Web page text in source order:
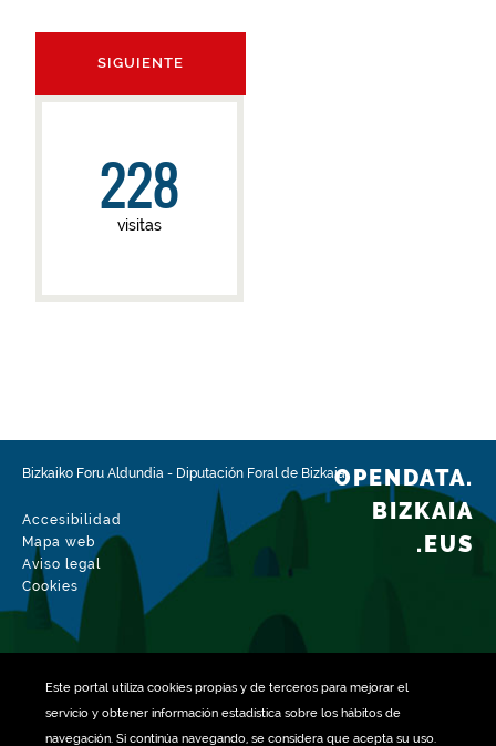
Este portal utiliza cookiespropias y de terceros para mejorar el
servicio y obtener información estadística sobre los hábitos de
navegación. Si continúa navegando, se considera que acepta su uso.
SIGUIENTE
228
visitas
Bizkaiko Foru Aldundia - Diputación Foral de Bizkaia
Accesibilidad
Mapa web
Aviso legal
Cookies
OPENDATA.
BIZKAIA
.EUS